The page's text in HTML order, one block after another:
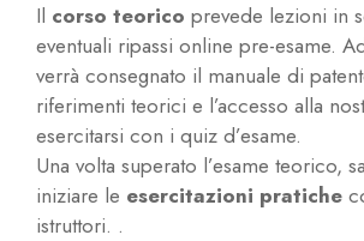
Il corso teorico prevede lezioni in
eventuali ripassi online pre-esame.
verrà consegnato il manuale di
riferimenti teorici e l’accesso alla
esercitarsi con i quiz d’esame.
Una volta superato l’esame teorico,
iniziare le esercitazioni pratiche
istruttori. .